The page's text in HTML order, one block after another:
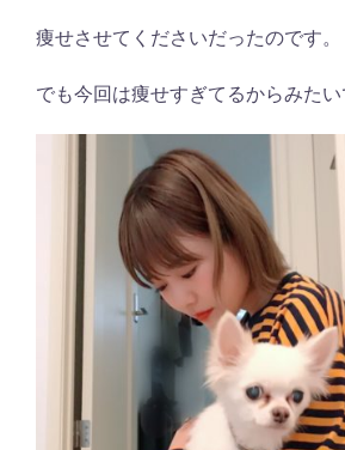
痩せさせてくださいだったのです。
でも今回は痩せすぎてるからみた